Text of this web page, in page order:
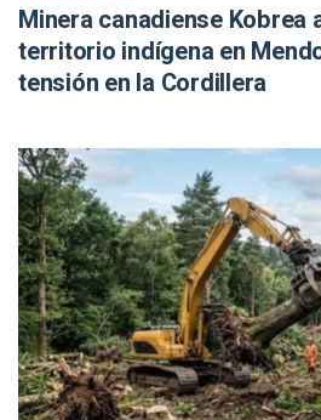
Minera canadiense Kobrea
territorio indígena en
tensión en la Cordillera